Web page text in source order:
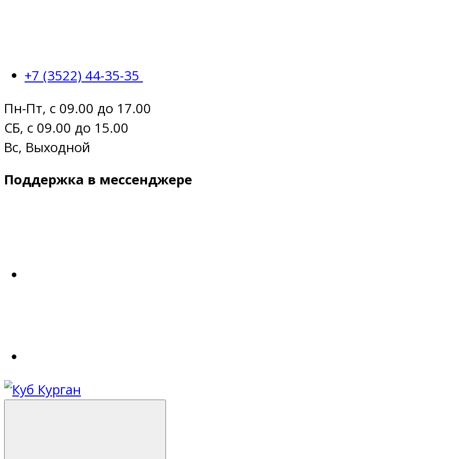
+7 (3522) 44-35-35
Пн-Пт, с 09.00 до 17.00
СБ, с 09.00 до 15.00
Вс, Выходной
Поддержка в мессенджере